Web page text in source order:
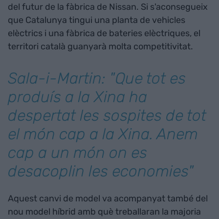
del futur de la fàbrica de Nissan. Si s'aconsegueix
que Catalunya tingui una planta de vehicles
elèctrics i una fàbrica de bateries elèctriques, el
territori català guanyarà molta competitivitat.
Sala-i-Martin: "Que tot es
produís a la Xina ha
despertat les sospites de tot
el món cap a la Xina. Anem
cap a un món on es
desacoplin les economies"
Aquest canvi de model va acompanyat també del
nou model híbrid amb què treballaran la majoria